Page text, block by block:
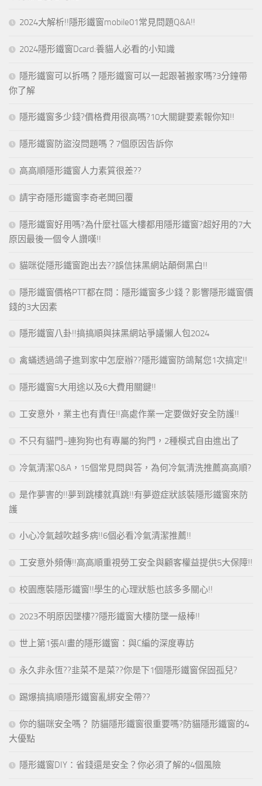
2024大解析!!隱形鐵窗mobile01常見問題Q&A!!
2024隱形鐵窗Dcard:養貓人必看的小知識
隱形鐵窗可以拆嗎？隱形鐵窗可以一起跟著搬家嗎?3分鐘帶
你了解
隱形鐵窗多少錢?價格費用很高嗎?10大關鍵要素報你知!!
隱形鐵窗防盜沒問題嗎？7個原因告訴你
高高順隱形鐵窗人力素質很差??
請宇奇隱形鐵窗李奇老闆回覆
隱形鐵窗好用嗎?為什麼社區大樓都用隱形鐵窗?超好用的7大
原因最後一個令人讚嘆!!
貓咪從隱形鐵窗跑出去??誤信抹黑網站顛倒黑白!!
隱形鐵窗價格PTT都在問：隱形鐵窗多少錢？影響隱形鐵窗價
錢的3大因素
隱形鐵窗八卦!!搞搞順與抹黑網站爭議懶人包2024
禽蟎透過鴿子進到家中怎麼辦??隱形鐵窗防鴿幫您1次搞定!!
隱形鐵窗5大用途以及6大費用關鍵!!
工安意外，業主也有責任!!高處作業一定要做好安全防護!!
不只有貓門~連狗狗也有專屬的狗門，2種模式自由進出了
冷氣清潔Q&A，15個常見問與答，為何冷氣清洗推薦高高順?
是作夢害的!!夢到跳樓就真跳!!有夢遊症狀該裝隱形鐵窗來防
護
小心冷氣越吹越多病!!6個必看冷氣清潔推薦!!
工安意外頻傳!!高高順重視勞工安全與顧客權益提供5大保障!!
校園應裝隱形鐵窗!!學生的心理狀態也該多多關心!!
2023不明原因墜樓??隱形鐵窗大樓防墜一級棒!!
世上第1張AI畫的隱形鐵窗：與C編的深度專訪
永久非永恆??韭菜不是菜??你是下1個隱形鐵窗保固孤兒?
踢爆搞搞順隱形鐵窗亂綁安全帶??
你的貓咪安全嗎？ 防貓隱形鐵窗很重要嗎?防貓隱形鐵窗的4
大優點
隱形鐵窗DIY：省錢還是安全？你必須了解的4個風險